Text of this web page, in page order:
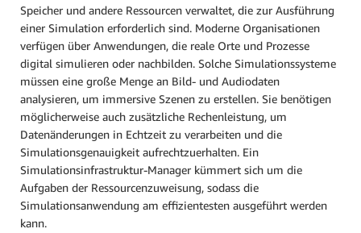
Speicher und andere Ressourcen verwaltet, die zur Ausführung
einer Simulation erforderlich sind. Moderne Organisationen
verfügen über Anwendungen, die reale Orte und Prozesse
digital simulieren oder nachbilden. Solche Simulationssysteme
müssen eine große Menge an Bild- und Audiodaten
analysieren, um immersive Szenen zu erstellen. Sie benötigen
möglicherweise auch zusätzliche Rechenleistung, um
Datenänderungen in Echtzeit zu verarbeiten und die
Simulationsgenauigkeit aufrechtzuerhalten. Ein
Simulationsinfrastruktur-Manager kümmert sich um die
Aufgaben der Ressourcenzuweisung, sodass die
Simulationsanwendung am effizientesten ausgeführt werden
kann.